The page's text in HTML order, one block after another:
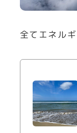
全てエネル